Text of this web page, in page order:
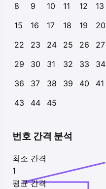
8 9 10 11 12 13
15
16 17 18 19 20
22
23 24 25 26 27
29
30 31 32 33 34
36
37 38 39 40 41
43
44 45
번호 간격 분석
최소 간격
1
평균 간격